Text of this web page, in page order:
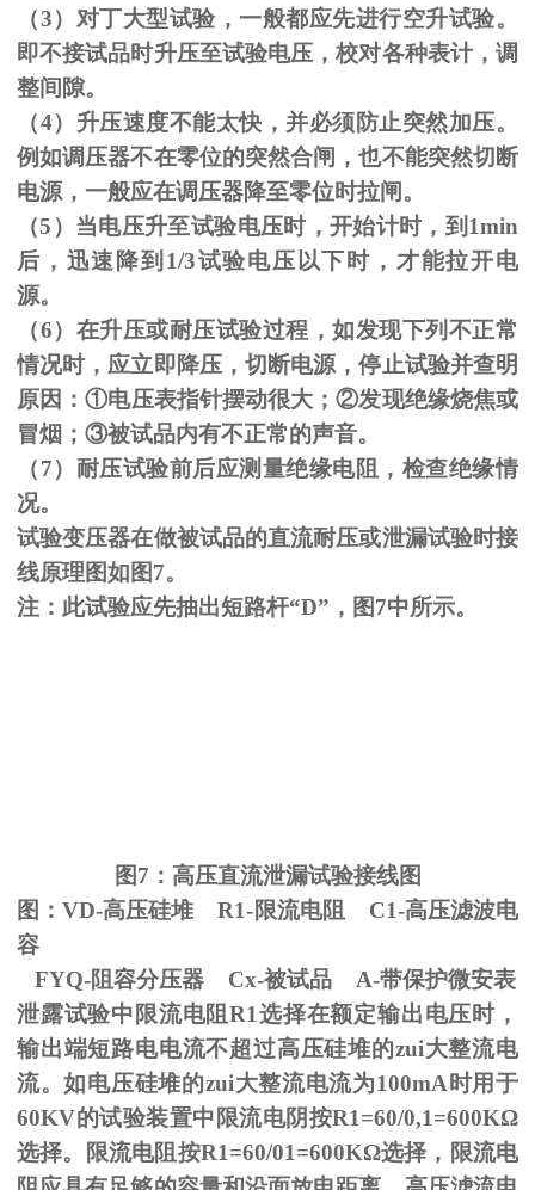
（3）对丁大型试验，一般都应先进行空升试验。
即不接试品时升压至试验电压，校对各种表计，调
整间隙。
（4）升压速度不能太快，并必须防止突然加压。
例如调压器不在零位的突然合闸，也不能突然切断
电源，一般应在调压器降至零位时拉闸。
（5 ）当电压升至试验电压时，开始计时，到 1min
后，迅速降到 1/3试验电压以下时，才能拉开电
源。
（6）在升压或耐压试验过程，如发现下列不正常
情况时，应立即降压，切断电源，停止试验并查明
原因：①电压表指针摆动很大；②发现绝缘烧焦或
冒烟； ③被试品内有不正常的声音。
（7）耐压试验前后应测量绝缘电阻，检查绝缘情
况。
试验变压器在做被试品的直流耐压或泄漏试验时接
线原理图如图7。
注：此试验应先抽出短路杆“D”，图7中所示。
图7 ：高压直流泄漏试验接线图
图：VD-高压硅堆R1-限流电阻 C1-高压滤波电
容
FYQ-阻容分压器 Cx-被试品 A-带保护微安表
泄露试验中限流电阻R1选择在额定输出电压时，
输出端短路电电流不超过高压硅堆的zui大整流电
流。如电压硅堆的zui大整流电流为100mA 时用于
60KV的试验装置中限流电阴按R1=60/0,1=600KΩ
选择。限流电阻按R1=60/01=600KΩ选择，限流电